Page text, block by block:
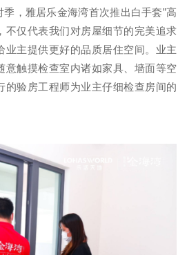
，雅居乐金海湾首次推出白手套”高
不仅代表我们对房屋细节的完美追求
业主提供更好的品质居住空间。业主
意触摸检查室内诸如家具、墙面等空
的验房工程师为业主仔细检查房间的